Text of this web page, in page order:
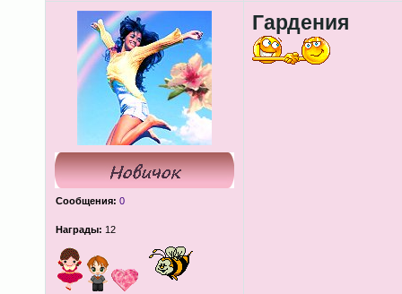
Сообщения: 0
Награды: 12
Гардения